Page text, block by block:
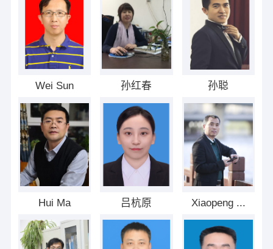
Wei Sun 孙红春 孙聪
Hui Ma 吕杭原 Xiaopeng ...